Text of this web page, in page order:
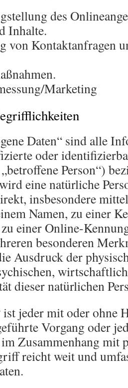
des
Inhalte.
von Kontaktanfragen
Marketing
Daten“ sind alle
oder
Person“)
eine natürliche
insbesondere
Namen, zu einer
einer Online-
besonderen
Ausdruck der
dieser natürlichen
ist jeder mit oder ohne
Vorgang oder
Zusammenhang mit
reicht weit und